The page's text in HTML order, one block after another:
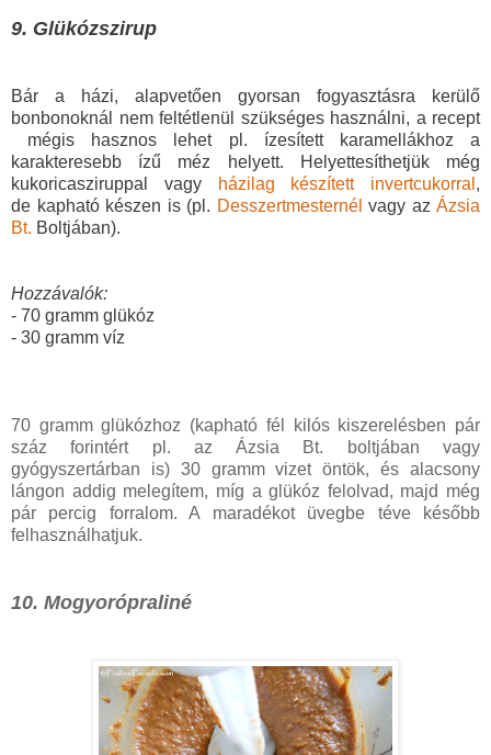
9. Glükózszirup
Bár a házi, alapvetően gyorsan fogyasztásra kerülő
bonbonoknál nem feltétlenül szükséges használni, a recept
mégis hasznos lehet pl. ízesített karamellákhoz a
karakteresebb ízű méz helyett.
Helyettesíthetjük még
kukoricasziruppal vagy
házilag készített invertcukorral ,
de kapható készen is (pl. Desszertmesternél vagy az Ázsia
Bt. Boltjában).
Hozzávalók:
- 70 gramm glükóz
- 30 gramm víz
70 gramm glükózhoz (kapható fél kilós kiszerelésben pár
száz forintért pl. az Ázsia Bt. boltjában vagy
gyógyszertárban is) 30 gramm vizet öntök, és alacsony
lángon addig melegítem, míg a glükóz felolvad, majd még
pár percig forralom. A maradékot üvegbe téve később
felhasználhatjuk.
10. Mogyorópraliné